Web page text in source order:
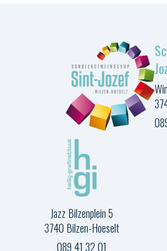
Jazz Bilzenplein 5
3740 Bilzen-Hoeselt
089 41 32 01